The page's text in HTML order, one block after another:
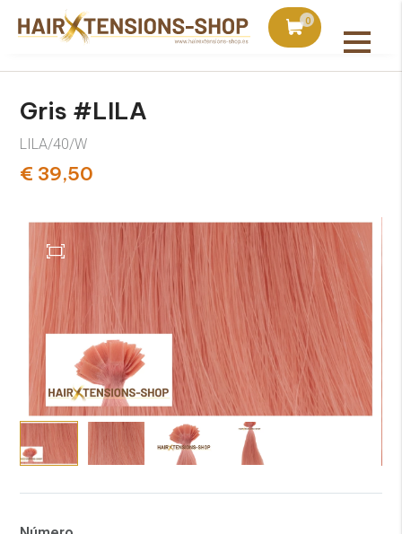
0
con pedidos superiores a 75€ Pedido hoy, enviado
Todos los productos
Gris #LILA
LILA/40/W
€ 39,50